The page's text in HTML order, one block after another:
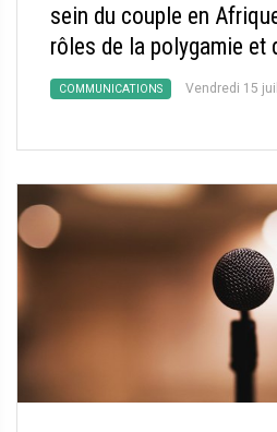
sein du couple en
rôles de la polygamie et
COMMUNICATIONS Vendredi 15